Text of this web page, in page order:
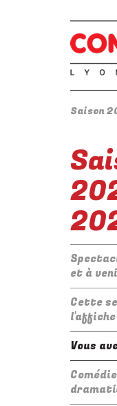
Saison
et à
Cette
l'affiche
Vous
Comédie